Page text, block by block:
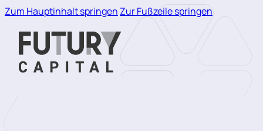
Zum Hauptinhalt springen Zur Fußzeile springen